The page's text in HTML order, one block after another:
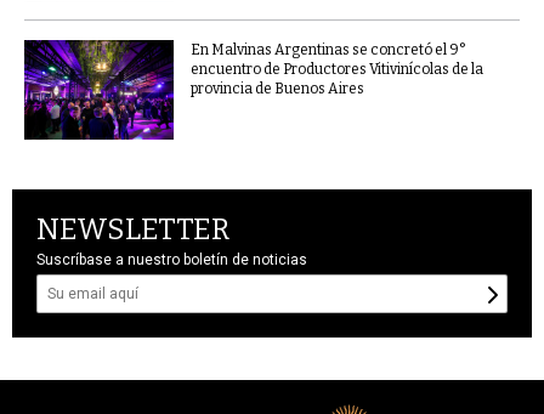
En Malvinas Argentinas se concretó el 9°
encuentro de Productores Vitivinícolas de la
provincia de Buenos Aires
NEWSLETTER
Suscríbase a nuestro boletín de noticias